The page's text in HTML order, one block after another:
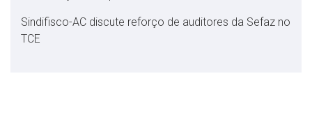
Sindifisco-AC discute reforço de auditores da Sefaz no
TCE